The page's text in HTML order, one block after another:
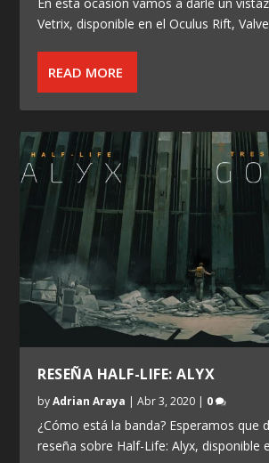
Vetrix, disponible en el Oculus Rift,
READ MORE
RESEÑA HALF-LIFE: ALYX
byAdrian Araya |Abr 3, 2020 | 0
¿Cómo está la banda? Esperamos que
reseña sobre Half-Life: Alyx, disponible